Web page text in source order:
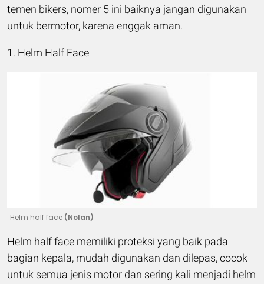
temen bikers, nomer 5 ini baiknya jangan digunakan
untuk bermotor, karena enggak aman.
1. Helm Half Face
Helm half face (Nolan)
Helm half face memiliki proteksi yang baik pada
bagian kepala, mudah digunakan dan dilepas, cocok
untuk semua jenis motor dan sering kali menjadi helm